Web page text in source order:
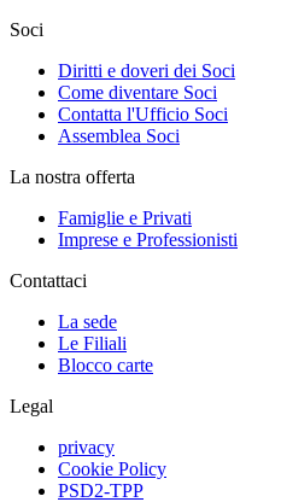
Soci
Diritti e doveri dei Soci
Come diventare Soci
Contatta l'Ufficio Soci
Assemblea Soci
La nostra offerta
Famiglie e Privati
Imprese e Professionisti
Contattaci
La sede
Le Filiali
Blocco carte
Legal
privacy
Cookie Policy
PSD2-TPP